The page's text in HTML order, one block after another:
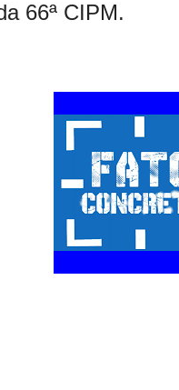
66ª CIPM.